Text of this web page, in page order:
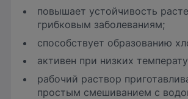
повышает устойчивость
грибковым заболеваниям;
способствует образованию
активен при низких
рабочий раствор
простым смешиванием с